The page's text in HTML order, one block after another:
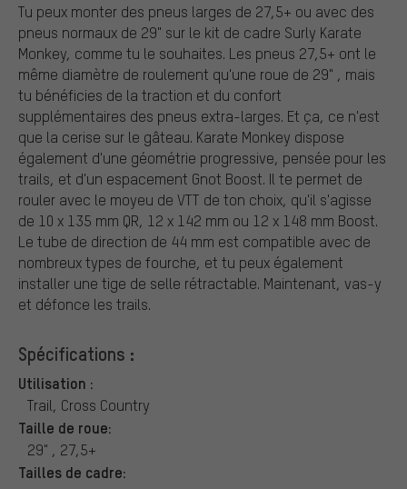
Tu peux monter des pneus larges de 27,5+ ou avec des
pneus normaux de 29" sur le kit de cadre Surly Karate
Monkey, comme tu le souhaites. Les pneus 27,5+ ont le
même diamètre de roulement qu'une roue de 29" , mais
tu bénéficies de la traction et du confort
supplémentaires des pneus extra-larges. Et ça, ce n'est
que la cerise sur le gâteau. Karate Monkey dispose
également d'une géométrie progressive, pensée pour les
trails, et d'un espacement Gnot Boost. Il te permet de
rouler avec le moyeu de VTT de ton choix, qu'il s'agisse
de 10 x 135 mm QR, 12 x 142 mm ou 12 x 148 mm Boost.
Le tube de direction de 44 mm est compatible avec de
nombreux types de fourche, et tu peux également
installer une tige de selle rétractable. Maintenant, vas-y
et défonce les trails.
Spécifications :
Utilisation :
Trail, Cross Country
Taille de roue:
29" , 27,5+
Tailles de cadre: